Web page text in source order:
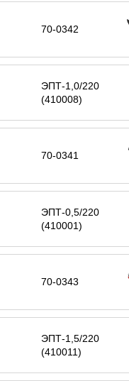
70-0342
ЭПТ-1,0/220
(410008)
70-0341
ЭПТ-0,5/220
(410001)
70-0343
ЭПТ-1,5/220
(410011)